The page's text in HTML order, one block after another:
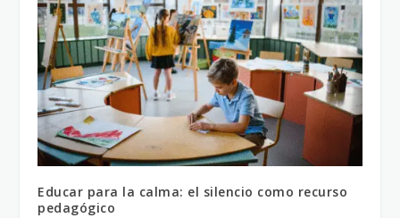
Educar para la calma: el silencio como recurso
pedagógico